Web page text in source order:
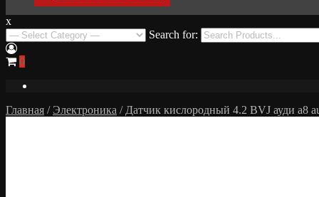
Разбор Ауди А8
Разборка Audi A8 D3
x
Search for:
0
Главная / Электроника / Датчик кислородный 4.2 BVJ ауди а8